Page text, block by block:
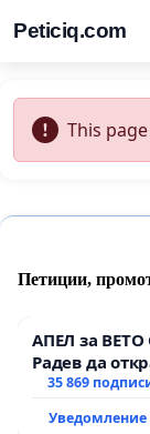
Peticiq.com
This
Петиции,
АПЕЛ за ВЕТО
Радев да
тъмното
35 869
Уведомление